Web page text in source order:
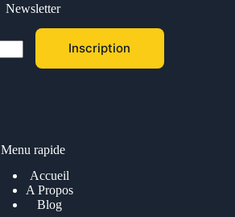
Newsletter
Inscription
Menu rapide
Accueil
A Propos
Blog